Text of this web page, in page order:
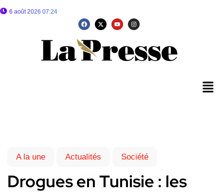
6 août 2026 07:24
A la une Actualités Société
Drogues en Tunisie : les